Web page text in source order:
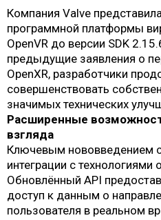
Компания Valve
программной платформы
OpenVR до версии SDK
предыдущие заявления о
OpenXR, разработчики
совершенствовать
значимых технических
Расширенные
взгляда
Ключевым нововведением
интеграции с технологиями
Обновлённый API
доступ к данным о
пользователя в реальном